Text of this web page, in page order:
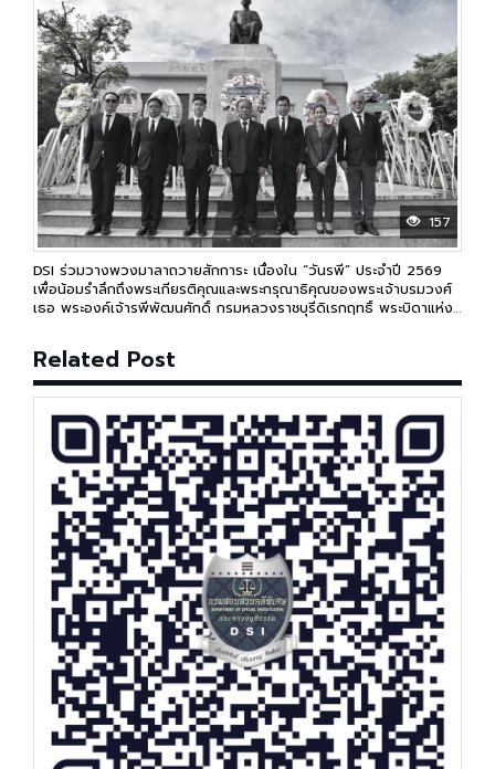
157
DSI ร่วมวางพวงมาลาถวายสักการะ เนื่องใน “วันรพี” ประจำปี 2569
เพื่อน้อมรำลึกถึงพระเกียรติคุณและพระกรุณาธิคุณของพระเจ้าบรมวงศ์
เธอ พระองค์เจ้ารพีพัฒนศักดิ์ กรมหลวงราชบุรีดิเรกฤทธิ์ พระบิดาแห่ง
Related Post